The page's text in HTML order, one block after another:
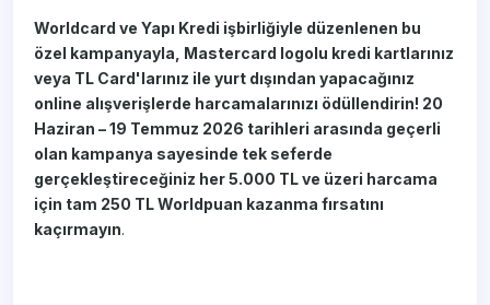
Worldcard ve Yapı Kredi işbirliğiyle düzenlenen bu
özel kampanyayla, Mastercard logolu kredi kartlarınız
veya TL Card'larınız ile yurt dışından yapacağınız
online alışverişlerde harcamalarınızı ödüllendirin! 20
Haziran – 19 Temmuz 2026 tarihleri arasında geçerli
olan kampanya sayesinde tek seferde
gerçekleştireceğiniz her 5.000 TL ve üzeri harcama
için tam 250 TL Worldpuan kazanma fırsatını
kaçırmayın.